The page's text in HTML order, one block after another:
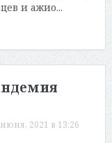
и ажио...
2021 в 13:26